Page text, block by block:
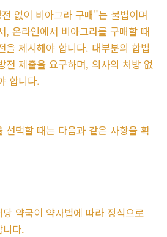
없이 비아그라 구매"는 불법이며
, 온라인에서 비아그라를 구매할 때
을 제시해야 합니다. 대부분의 합법
전 제출을 요구하며, 의사의 처방 없
합니다.
선택할 때는 다음과 같은 사항을 확
당 약국이 약사법에 따라 정식으로
다.